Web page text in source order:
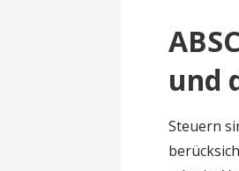
und
Steuern